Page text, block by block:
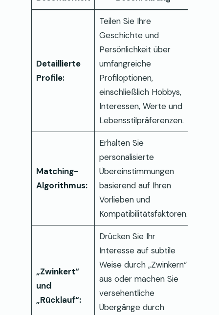
Detaillierte
Profile:
Teilen Sie Ihre
Geschichte und
Persönlichkeit über
umfangreiche
Profiloptionen,
einschließlich Hobbys,
Interessen, Werte und
Lebensstilpräferenzen.
Matching-
Algorithmus:
Erhalten Sie
personalisierte
Übereinstimmungen
basierend auf Ihren
Vorlieben und
Kompatibilitätsfaktoren.
„Zwinkert“
und
„Rücklauf“:
Drücken Sie Ihr
Interesse auf subtile
Weise durch „Zwinkern“
aus oder machen Sie
versehentliche
Übergänge durch